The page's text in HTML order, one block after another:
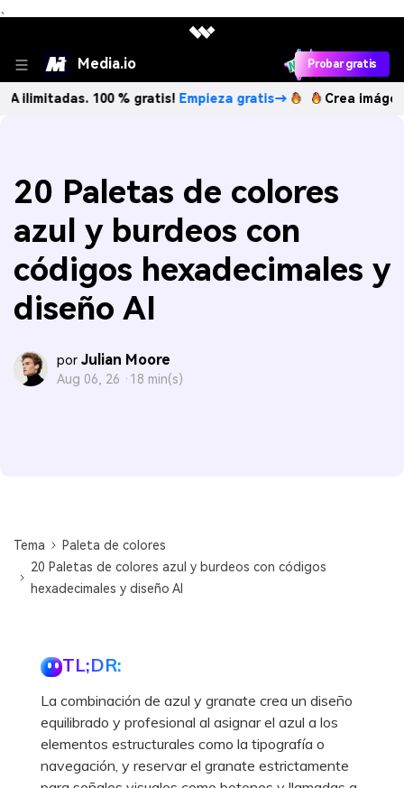
、
Media.io Probar gratis
100 % gratis! Empieza gratis→ Crea imágenes IA
20 Paletas de colores
azul y burdeos con
códigos hexadecimales y
diseño AI
por Julian Moore
Aug 06, 26 · 18 min(s)
Tema
Paleta de colores
20 Paletas de colores azul y burdeos con códigos
hexadecimales y diseño AI
TL;DR:
La combinación de azul y granate crea un diseño
equilibrado y profesional al asignar el azul a los
elementos estructurales como la tipografía o
navegación, y reservar el granate estrictamente